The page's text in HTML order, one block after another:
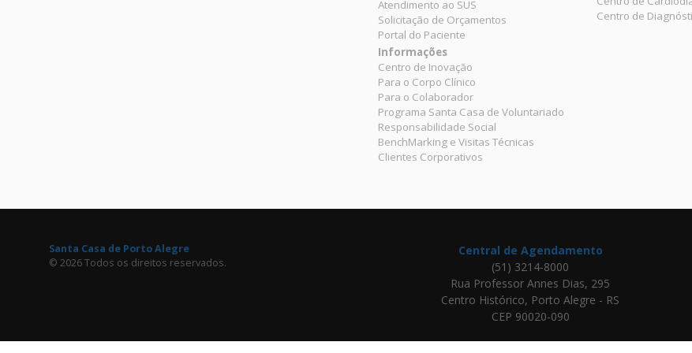
Atendimento ao SUS
Solicitação de Orçamentos
Portal do Paciente
Informações
Centro de Inovação
Para o Corpo Clínico
Para o Colaborador
Programa Santa Casa de Voluntariado
Responsabilidade Social
BenchMarking e Visitas Técnicas
Clientes Corporativos
Centro de
Santa Casa de Porto Alegre
© 2026 Todos os direitos reservados.
Central de Agendamento
(51) 3214-8000
Rua Professor Annes Dias, 295
Centro Histórico, Porto Alegre - RS
CEP 90020-090